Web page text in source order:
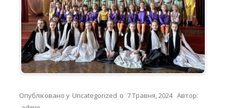
Опубліковано у Uncategorized о 7 Травня, 2024 Автор: